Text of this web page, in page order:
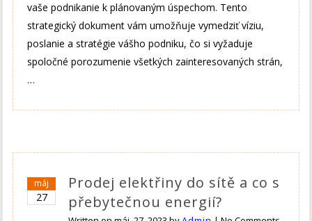
vaše podnikanie k plánovaným úspechom. Tento
strategický dokument vám umožňuje vymedziť víziu,
poslanie a stratégie vášho podniku, čo si vyžaduje
spoločné porozumenie všetkých zainteresovaných strán,
…
máj
27
Prodej elektřiny do sítě a co s
přebytečnou energií?